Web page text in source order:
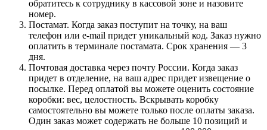
обратитесь к сотруднику в кассовой зоне и назовите
номер.
Постамат. Когда заказ поступит на точку, на ваш
телефон или e-mail придет уникальный код. Заказ нужно
оплатить в терминале постамата. Срок хранения — 3
дня.
Почтовая доставка через почту России. Когда заказ
придет в отделение, на ваш адрес придет извещение о
посылке. Перед оплатой вы можете оценить состояние
коробки: вес, целостность. Вскрывать коробку
самостоятельно вы можете только после оплаты заказа.
Один заказ может содержать не больше 10 позиций и